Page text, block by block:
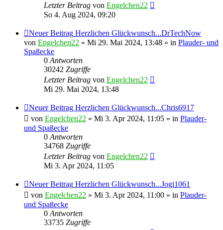
Letzter Beitrag von Engelchen22
So 4. Aug 2024, 09:20
Neuer Beitrag Herzlichen Glückwunsch...DrTechNow
von Engelchen22 » Mi 29. Mai 2024, 13:48 » in Plauder- und
Spaßecke
0Antworten
30242 Zugriffe
Letzter Beitrag von Engelchen22
Mi 29. Mai 2024, 13:48
Neuer Beitrag Herzlichen Glückwunsch...Chris6917
von Engelchen22 » Mi 3. Apr 2024, 11:05 » in Plauder-
und Spaßecke
0Antworten
34768 Zugriffe
Letzter Beitrag von Engelchen22
Mi 3. Apr 2024, 11:05
Neuer Beitrag Herzlichen Glückwunsch...Jogi1061
von Engelchen22 » Mi 3. Apr 2024, 11:00 » in Plauder-
und Spaßecke
0Antworten
33735 Zugriffe